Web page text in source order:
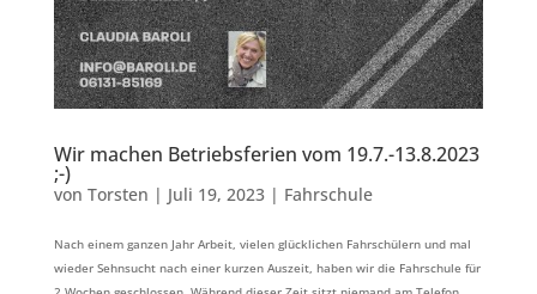
Wir machen Betriebsferien vom 19.7.-13.8.2023
;-)
von Torsten | Juli 19, 2023| Fahrschule
Nach einem ganzen Jahr Arbeit, vielen glücklichen Fahrschülern und mal
wieder Sehnsucht nach einer kurzen Auszeit, haben wir die Fahrschule für